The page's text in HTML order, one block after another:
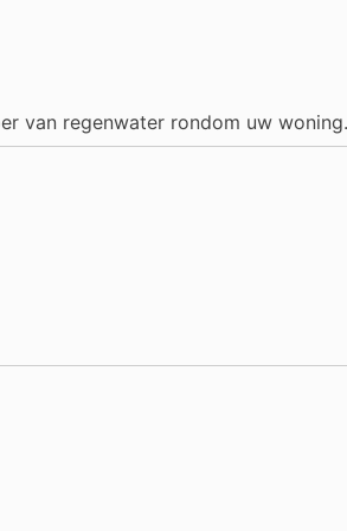
van regenwater rondom uw woning.